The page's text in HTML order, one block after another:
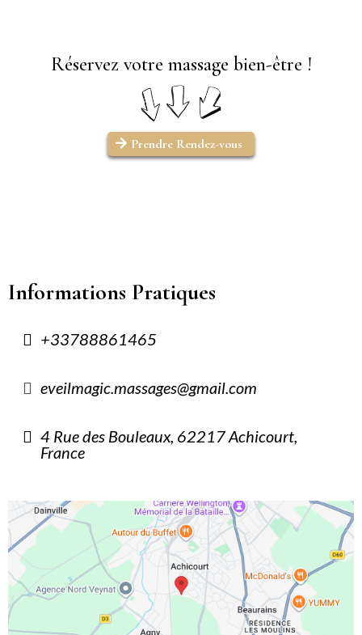
Réservez votre massage bien-être !
Prendre Rendez-vous
Informations Pratiques
+33788861465
eveilmagic.massages@gmail.com
4 Rue des Bouleaux, 62217 Achicourt,
France